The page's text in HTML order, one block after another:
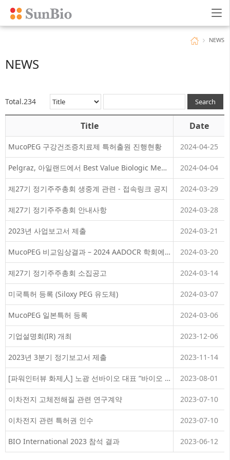
NEWS
NEWS
Total.234
Title Date
MucoPEG 구강건조증치료제 특허출원 진행현황 2024-04-25
Pelgraz, 아일랜드에서 Best Value Biologic Medicine 선정 2024-04-04
제27기 정기주주총회 생중계 관련 - 접속링크 공지 2024-03-29
제27기 정기주주총회 안내사항 2024-03-28
2023년 사업보고서 제출 2024-03-21
MucoPEG 비교임상결과 – 2024 AADOCR 학회에서 발표 2024-03-20
제27기 정기주주총회 소집공고 2024-03-14
미국특허 등록 (Siloxy PEG 유도체) 2024-03-07
MucoPEG 일본특허 등록 2024-03-06
기업설명회(IR) 개최 2023-12-06
2023년 3분기 정기보고서 제출 2023-11-14
[파워인터뷰 화제人] 노광 선바이오 대표 “바이오 업체가 2차전지 사업을 한다고? _머니투데이 방송 2023-08-01
이차전지 고체전해질 관련 연구계약 2023-07-10
이차전지 관련 특허권 인수 2023-07-10
BIO International 2023 참석 결과 2023-06-12